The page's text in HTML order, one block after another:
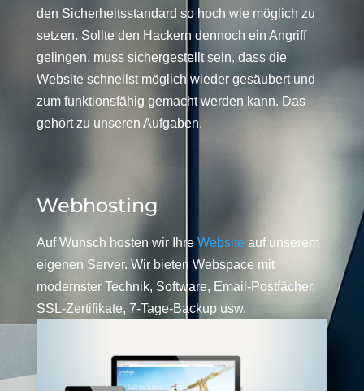
den Sicherheitsstandard so hoch wie möglich zu
setzen. Sollte den Hackern dennoch ein Angriff
gelingen, muss sichergestellt sein, dass die
Website schnellst möglich wieder gesäubert und
zum funktionsfähig gemacht werden kann. Das
gehört zu unseren Aufgaben.
Webhosting
Auf Wunsch hosten wir Ihre Website auf unserem
eigenen Server. Wir bieten Webspace mit
modernster Technik, Software, Email-Postfächer,
SSL-Zertifikate, 7-Tage-Backup usw.